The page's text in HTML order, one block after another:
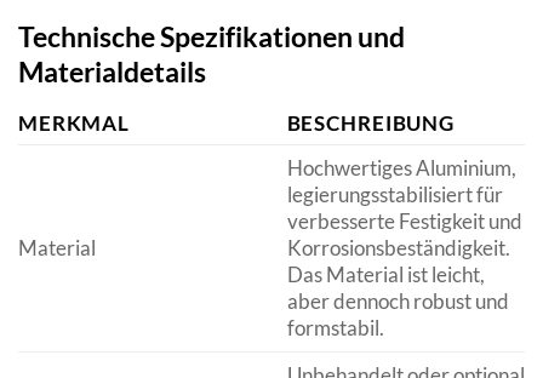
Technische Spezifikationen und
Materialdetails
MERKMAL BESCHREIBUNG
Material
Hochwertiges Aluminium,
legierungsstabilisiert für
verbesserte Festigkeit und
Korrosionsbeständigkeit.
Das Material ist leicht,
aber dennoch robust und
formstabil.